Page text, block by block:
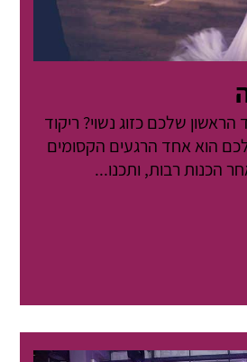
הראשון שלכם כזוג נשוי? ריקוד
הוא אחד הרגעים הקסומים
הכנות רבות, ותכנו...